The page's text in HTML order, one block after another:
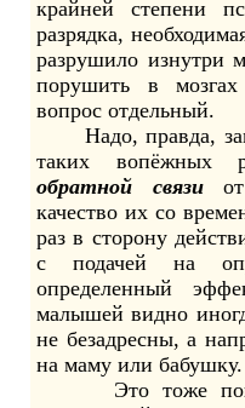
крайней степени
разрядка,
разрушило изнутри
порушить в
вопрос отдельный.
Надо, правда,
таких вопёжных
обратной связиот
качество их со
раз в сторону
с подачей на
определенный
малышей видно
не безадресны, а
на маму или бабушку.
Это тоже пока